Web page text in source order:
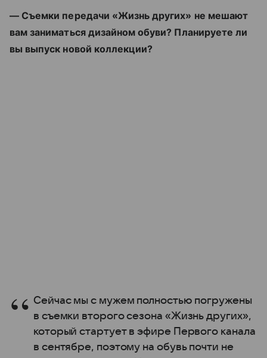
— Съемки передачи «Жизнь других» не мешают
вам заниматься дизайном обуви? Планируете ли
вы выпуск новой коллекции?
Сейчас мы с мужем полностью погружены
в съемки второго сезона «Жизнь других»,
который стартует в эфире Первого канала
в сентябре, поэтому на обувь почти не